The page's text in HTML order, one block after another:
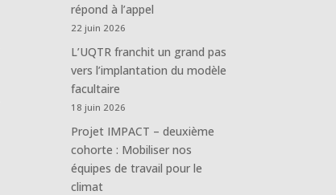
répond à l’appel
22 juin 2026
L’UQTR franchit un grand pas
vers l’implantation du modèle
facultaire
18 juin 2026
Projet IMPACT – deuxième
cohorte : Mobiliser nos
équipes de travail pour le
climat